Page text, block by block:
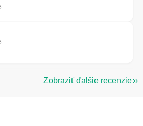
obchodu je 5 z 5 hviezdičiek.
obchodu je 5 z 5 hviezdičiek.
Zobraziť ďalšie recenzie